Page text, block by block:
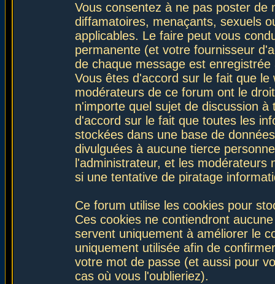
Vous consentez à ne pas poster de
diffamatoires, menaçants, sexuels
applicables. Le faire peut vous
permanente (et votre fournisseur
de chaque message est
Vous êtes d'accord sur le fait que
modérateurs de ce forum ont le
n'importe quel sujet de discussion
d'accord sur le fait que toutes les
stockées dans une base de
divulguées à aucune tierce
l'administrateur, et les
si une tentative de piratage
Ce forum utilise les cookies pour
Ces cookies ne contiendront
servent uniquement à améliorer le
uniquement utilisée afin de
votre mot de passe (et aussi pour
cas où vous l'oublieriez).